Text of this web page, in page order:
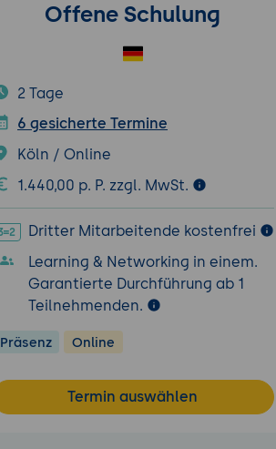
Offene Schulung
2 Tage
6 gesicherte Termine
Köln / Online
1.440,00 p. P. zzgl. MwSt.
Dritter Mitarbeitende kostenfrei
Learning & Networking in einem.
Garantierte Durchführung ab 1
Teilnehmenden.
Präsenz Online
Termin auswählen